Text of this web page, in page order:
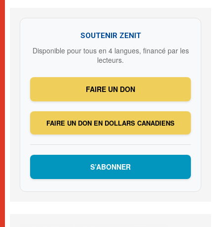
SOUTENIR ZENIT
Disponible pour tous en 4 langues, financé par les
lecteurs.
FAIRE UN DON
FAIRE UN DON EN DOLLARS CANADIENS
S’ABONNER